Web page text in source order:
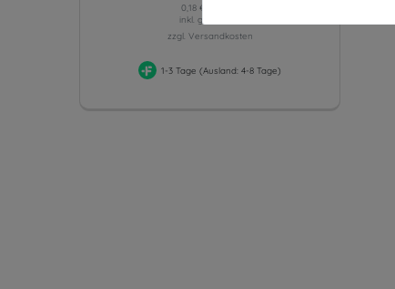
0,18 € / Stück
inkl. ges. MwSt.
zzgl. Versandkosten
1-3 Tage (Ausland: 4-8 Tage)